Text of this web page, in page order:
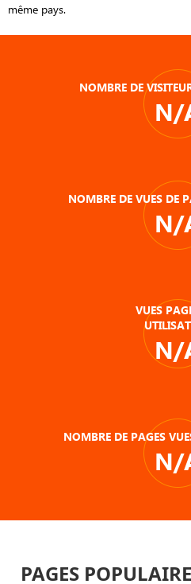
même pays.
NOMBRE DE
N/
NOMBRE DE VUES DE
N/
VUES
N/
NOMBRE DE PAGES
N/
PAGES